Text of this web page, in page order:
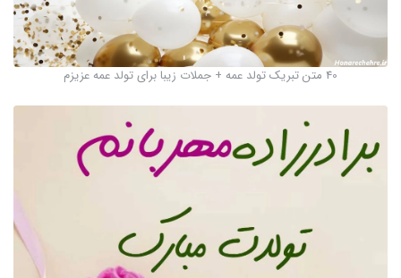
40 متن تبریک تولد عمه + جملات زیبا برای تولد عمه عزیزم